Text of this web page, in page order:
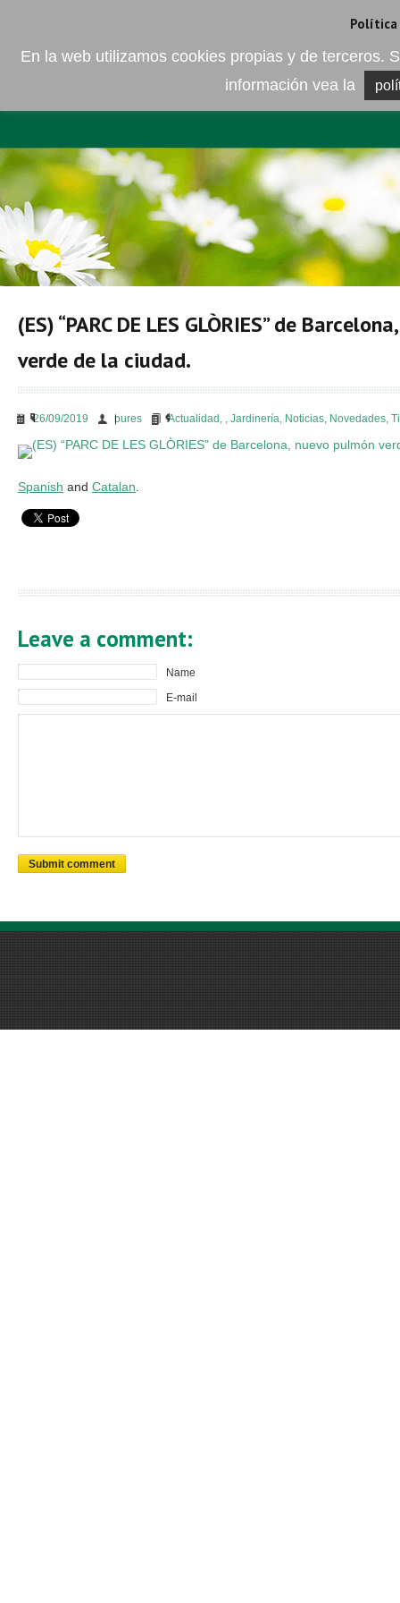
EMPRESA ELEMENTO DEL
(ES) “PARC DE LES GLÒRIES” de
verde de la ciudad.
26/09/2019 bures Actualidad , , Jardinería, Noticias, Novedades,
Spanish and Catalan
Leave a comment:
Name
E-mail
Submit comment
Política
En la web utilizamos cookies propias y de terceros.
información vea la